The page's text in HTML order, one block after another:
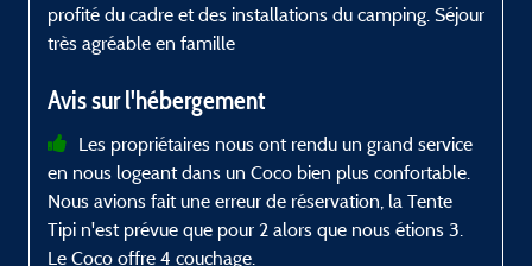
profité du cadre et des installations du camping. Séjour
très agréable en famille
Avis sur l'hébergement
Les propriétaires nous ont rendu un grand service
en nous logeant dans un Coco bien plus confortable.
Nous avions fait une erreur de réservation, la Tente
Tipi n'est prévue que pour 2 alors que nous étions 3.
Le Coco offre 4 couchage.